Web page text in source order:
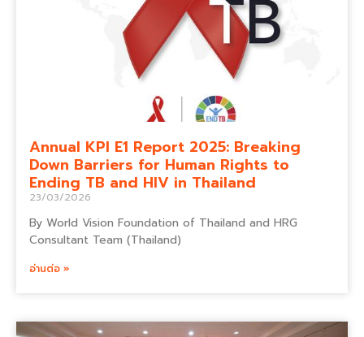
Annual KPI E1 Report 2025: Breaking
Down Barriers for Human Rights to
Ending TB and HIV in Thailand
23/03/2026
By World Vision Foundation of Thailand and HRG
Consultant Team (Thailand)
อ่านต่อ »